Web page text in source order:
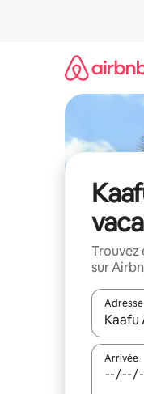
Trouvez
sur
Adresse
Arrivée